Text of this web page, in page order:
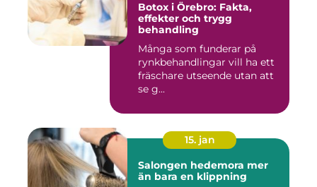
Botox i Örebro: Fakta,
effekter och trygg
behandling
Många som funderar på
rynkbehandlingar vill ha ett
fräschare utseende utan att
se g...
15. jan
Salongen hedemora mer
än bara en klippning